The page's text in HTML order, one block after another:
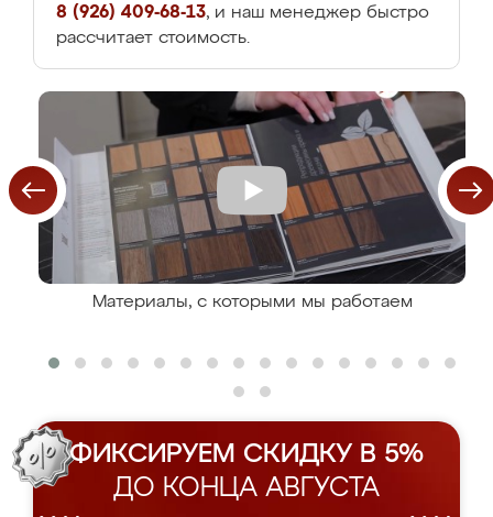
8 (926) 409-68-13, и наш менеджер быстро
рассчитает стоимость.
Материалы, с которыми мы работаем
ФИКСИРУЕМ СКИДКУ В 5%
ДО КОНЦА АВГУСТА